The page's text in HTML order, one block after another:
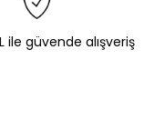
ile güvende alışveriş